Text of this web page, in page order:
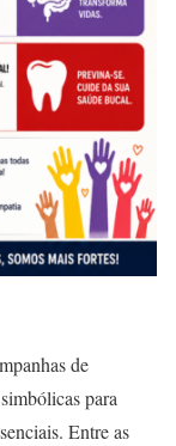
de
para
Entre as